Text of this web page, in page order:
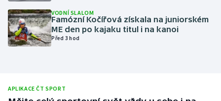
Parasport
Plavání
Ragby
VODNÍ SLALOM
Famózní Kočířová získala na juniorském
ME den po kajaku titul i na kanoi
Před 3 hod
APLIKACE ČT SPORT